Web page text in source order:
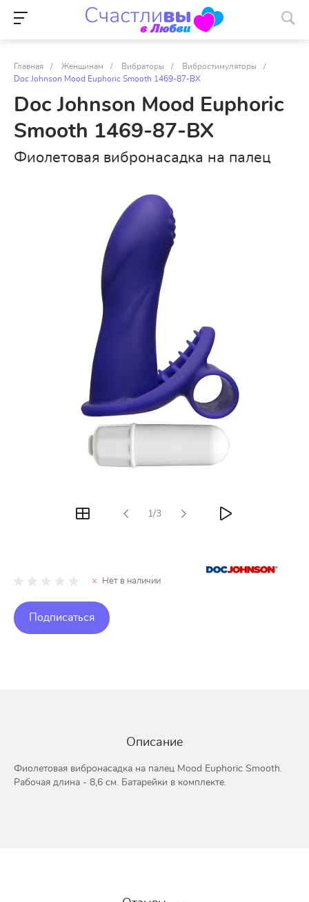
Главная / Женщинам / Вибраторы / Вибростимуляторы
/
Doc Johnson Mood Euphoric Smooth 1469-87-BX
Doc Johnson Mood Euphoric
Smooth 1469-87-BX
Фиолетовая вибронасадка на палец
1/3
Нет в наличии
Подписаться
Описание
Фиолетовая вибронасадка на палец Mood Euphoric Smooth.
Рабочая длина - 8,6 см. Батарейки в комплекте.